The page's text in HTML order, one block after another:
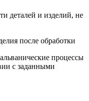
деталей и изделий, не
после обработки
процессы
с заданными